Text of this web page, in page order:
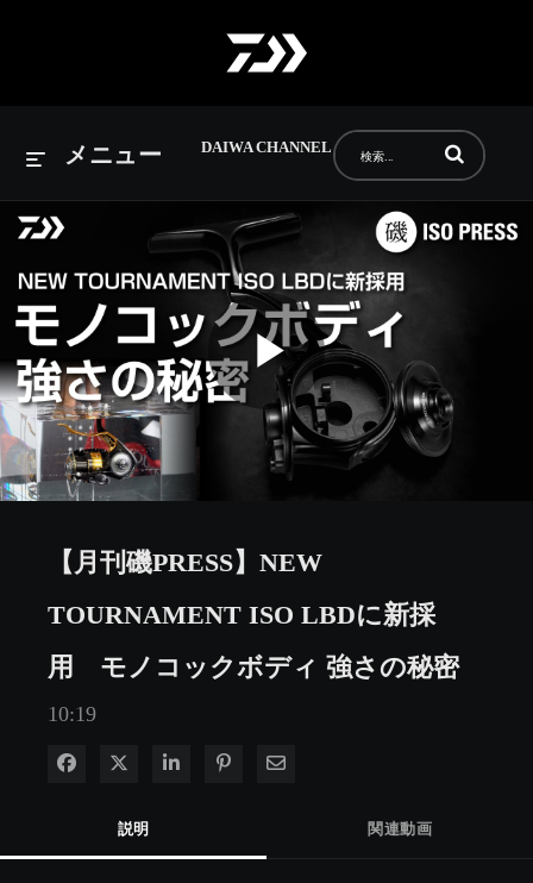
DAIWA CHANNEL
メニュー 動画の検索語句
Play
【月刊磯PRESS】NEW
TOURNAMENT ISO LBDに新採
用 モノコックボディ 強さの秘密
10:19
Facebook で共有
Xで共有する
LinkedIn で共有
Pinterest に投稿
電子メールで共有
説明 関連動画